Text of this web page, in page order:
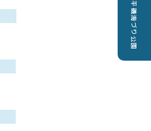
平磯海づり公園